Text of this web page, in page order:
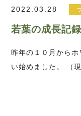
2022.03.28
若葉の成長記
昨年の１０月から
い始めました。 （